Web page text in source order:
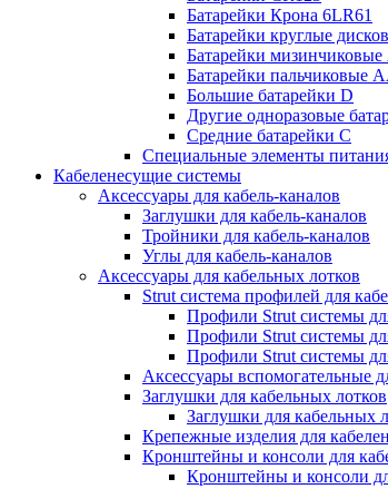
Батарейки Крона 6LR61
Батарейки круглые
Батарейки
Батарейки пальчиковые
Большие батарейки D
Другие одноразовые
Средние батарейки C
Специальные элементы
Кабеленесущие системы
Аксессуары для кабель-каналов
Заглушки для кабель-каналов
Тройники для кабель-каналов
Углы для кабель-каналов
Аксессуары для кабельных лотков
Strut система профилей для
Профили Strut системы
Профили Strut системы
Профили Strut системы
Аксессуары вспомогательные
Заглушки для кабельных лотков
Заглушки для кабельных
Крепежные изделия для
Кронштейны и консоли для
Кронштейны и консоли